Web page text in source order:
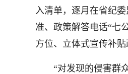
入清单，逐月在省纪
准、政策解答电话“七
方位、立体式宣传补
“对发现的侵害群众